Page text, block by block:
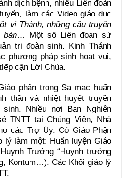
dịch bệnh, nhiều Liên đoàn
làm các Video giáo dục
vị Thánh, những câu truyện
bản… Một số Liên đoàn sử
trị đoàn sinh. Kinh Thánh
phương pháp sinh hoạt vui,
cận Lời Chúa.
phận trong Sa mạc huấn
thần và nhiệt huyết truyền
Nhiều nơi Ban Nghiên
TNTT tại Chủng Viện, Nhà
các Trợ Úy. Có Giáo Phận
lý làm một: Huấn luyện Giáo
Trưởng “Huynh trưởng
Kontum…). Các Khối giáo lý